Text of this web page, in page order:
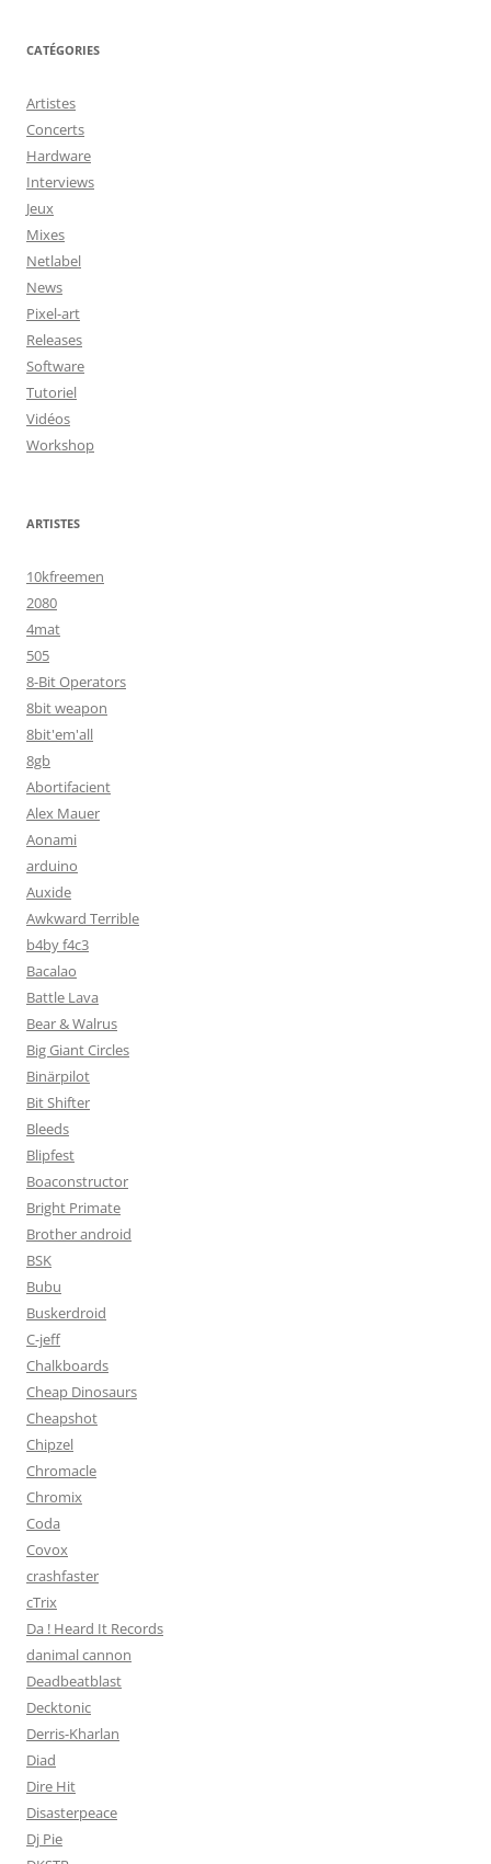
CATÉGORIES
Artistes
Concerts
Hardware
Interviews
Jeux
Mixes
Netlabel
News
Pixel-art
Releases
Software
Tutoriel
Vidéos
Workshop
ARTISTES
10kfreemen
2080
4mat
505
8-Bit Operators
8bit weapon
8bit'em'all
8gb
Abortifacient
Alex Mauer
Aonami
arduino
Auxide
Awkward Terrible
b4by f4c3
Bacalao
Battle Lava
Bear & Walrus
Big Giant Circles
Binärpilot
Bit Shifter
Bleeds
Blipfest
Boaconstructor
Bright Primate
Brother android
BSK
Bubu
Buskerdroid
C-jeff
Chalkboards
Cheap Dinosaurs
Cheapshot
Chipzel
Chromacle
Chromix
Coda
Covox
crashfaster
cTrix
Da ! Heard It Records
danimal cannon
Deadbeatblast
Decktonic
Derris-Kharlan
Diad
Dire Hit
Disasterpeace
Dj Pie